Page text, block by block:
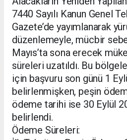
7440 Sayılı Kanun Genel
Gazete’de yayımlanarak
düzenlemeyle, mücbir
Mayıs’ta sona erecek
süreleri uzatıldı. Bu
için başvuru son günü 1
belirlenmişken, peşin
ödeme tarihi ise 30 Eylül
belirlendi.
Ödeme Süreleri: